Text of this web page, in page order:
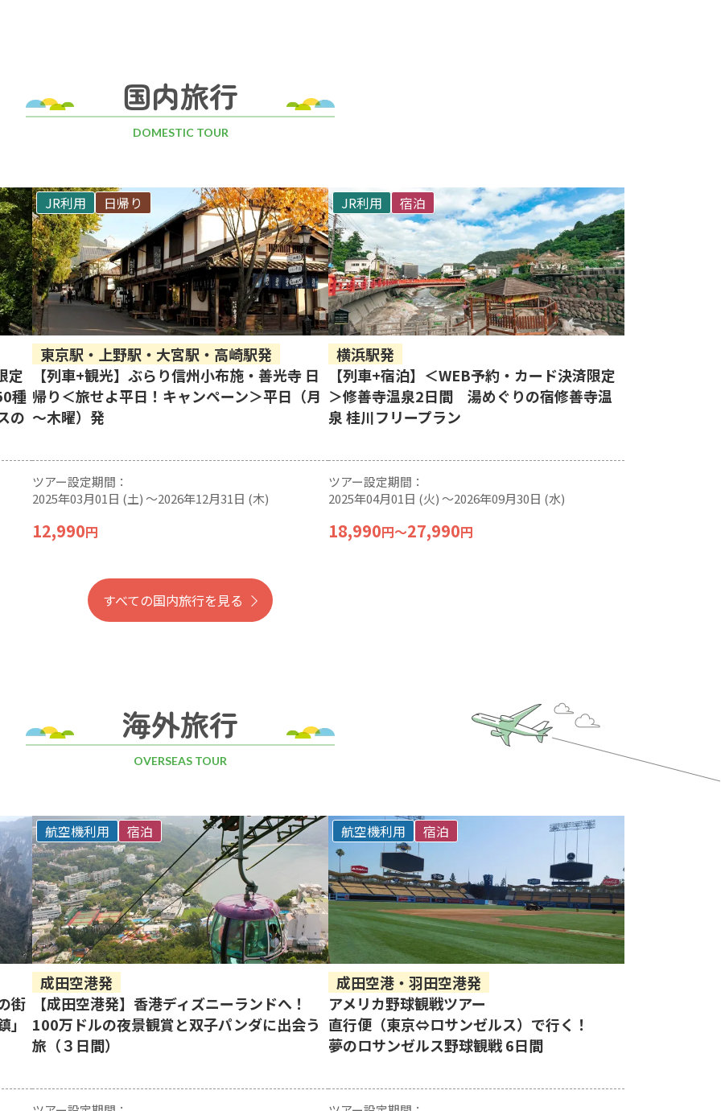
国内旅行
DOMESTIC TOUR
定
種
の
東京駅・上野駅・大宮駅・高崎駅発
JR利用 日帰り
【列車+観光】ぶらり信州小布施・善光寺 日
帰り＜旅せよ平日！キャンペーン＞平日（月
～木曜）発
ツアー設定期間：
2025年03月01日 (土) 〜2026年12月31日 (木)
12,990円
横浜駅発
JR利用 宿泊
【列車+宿泊】＜WEB予約・カード決済限定
＞修善寺温泉2日間 湯めぐりの宿修善寺温
泉 桂川フリープラン
ツアー設定期間：
2025年04月01日 (火) 〜2026年09月30日 (水)
18,990円〜27,990円
すべての国内旅行を見る
海外旅行
OVERSEAS TOUR
街
成田空港発
航空機利用 宿泊
【成田空港発】香港ディズニーランドへ！
100万ドルの夜景観賞と双子パンダに出会う
旅（３日間）
成田空港・羽田空港発
航空機利用 宿泊
アメリカ野球観戦ツアー
直行便（東京⇔ロサンゼルス）で行く！
夢のロサンゼルス野球観戦 6日間